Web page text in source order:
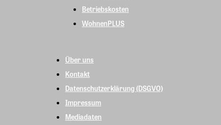
Betriebskosten
WohnenPLUS
Über uns
Kontakt
Datenschutzerklärung (DSGVO)
Impressum
Mediadaten